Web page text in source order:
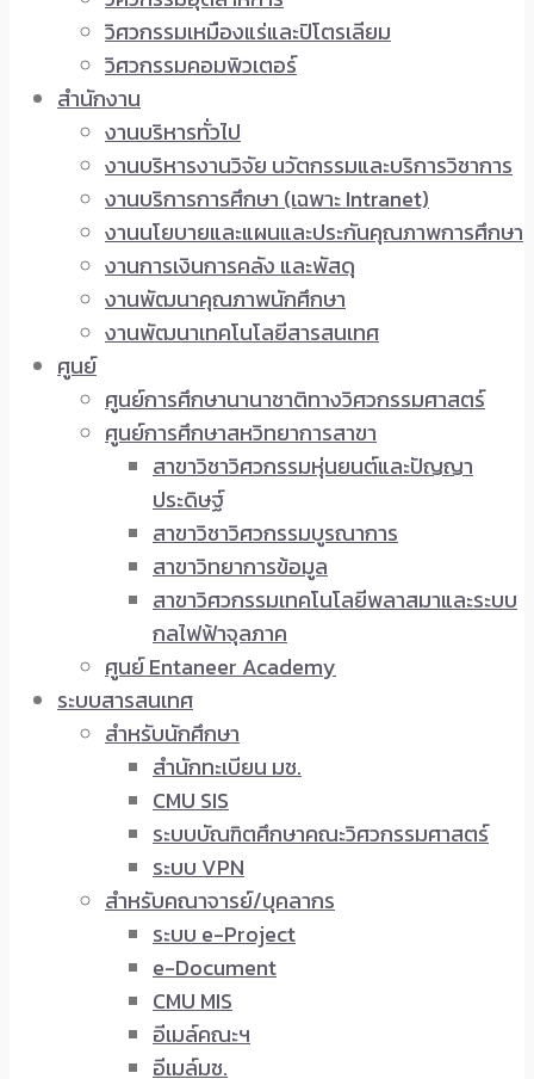
วิศวกรรมเหมืองแร่และปิโตรเลียม
วิศวกรรมคอมพิวเตอร์
สำนักงาน
งานบริหารทั่วไป
งานบริหารงานวิจัย นวัตกรรมและบริการวิชาการ
งานบริการการศึกษา (เฉพาะ Intranet)
งานนโยบายและแผนและประกันคุณภาพการศึกษา
งานการเงินการคลัง และพัสดุ
งานพัฒนาคุณภาพนักศึกษา
งานพัฒนาเทคโนโลยีสารสนเทศ
ศูนย์
ศูนย์การศึกษานานาชาติทางวิศวกรรมศาสตร์
ศูนย์การศึกษาสหวิทยาการสาขา
สาขาวิชาวิศวกรรมหุ่นยนต์และปัญญา
ประดิษฐ์
สาขาวิชาวิศวกรรมบูรณาการ
สาขาวิทยาการข้อมูล
สาขาวิศวกรรมเทคโนโลยีพลาสมาและระบบ
กลไฟฟ้าจุลภาค
ศูนย์ Entaneer Academy
ระบบสารสนเทศ
สำหรับนักศึกษา
สำนักทะเบียน มช.
CMU SIS
ระบบบัณฑิตศึกษาคณะวิศวกรรมศาสตร์
ระบบ VPN
สำหรับคณาจารย์/บุคลากร
ระบบ e-Project
e-Document
CMU MIS
อีเมล์คณะฯ
อีเมล์มช.